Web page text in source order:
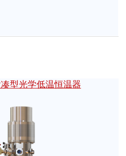
型光学低温恒温器